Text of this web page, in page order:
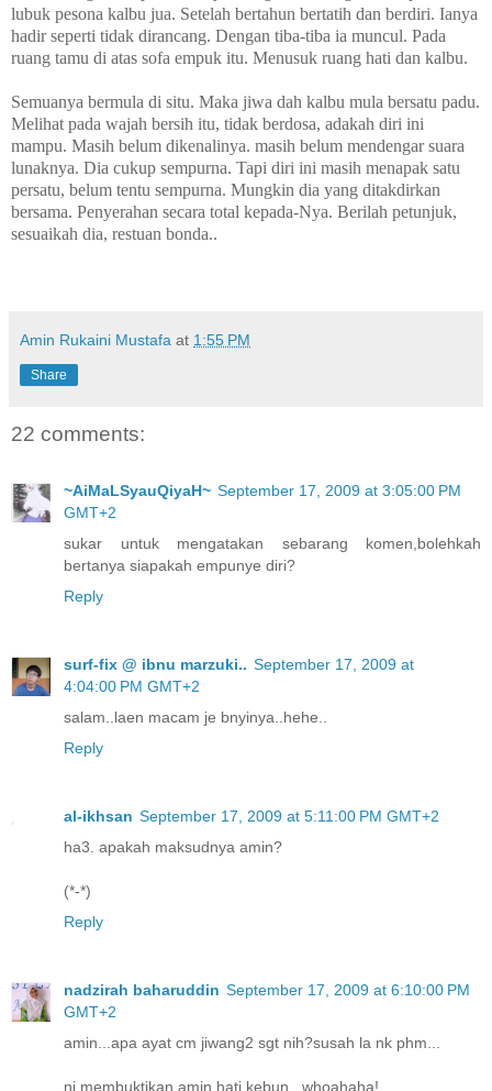
lubuk pesona kalbu jua. Setelah bertahun bertatih dan berdiri. Ianya
hadir seperti tidak dirancang. Dengan tiba-tiba ia muncul. Pada
ruang tamu di atas sofa empuk itu. Menusuk ruang hati dan kalbu.
Semuanya bermula di situ. Maka jiwa dah kalbu mula bersatu padu.
Melihat pada wajah bersih itu, tidak berdosa, adakah diri ini
mampu. Masih belum dikenalinya. masih belum mendengar suara
lunaknya. Dia cukup sempurna. Tapi diri ini masih menapak satu
persatu, belum tentu sempurna. Mungkin dia yang ditakdirkan
bersama. Penyerahan secara total kepada-Nya. Berilah petunjuk,
sesuaikah dia, restuan bonda..
Amin Rukaini Mustafa at 1:55 PM
Share
22 comments:
~AiMaLSyauQiyaH~ September 17, 2009 at 3:05:00 PM
GMT+2
sukar untuk mengatakan sebarang komen,bolehkah
bertanya siapakah empunye diri?
Reply
surf-fix @ ibnu marzuki.. September 17, 2009 at
4:04:00 PM GMT+2
salam..laen macam je bnyinya..hehe..
Reply
al-ikhsan September 17, 2009 at 5:11:00 PM GMT+2
ha3. apakah maksudnya amin?
(*-*)
Reply
nadzirah baharuddin September 17, 2009 at 6:10:00 PM
GMT+2
amin...apa ayat cm jiwang2 sgt nih?susah la nk phm...
ni membuktikan amin hati kebun...whoahaha!